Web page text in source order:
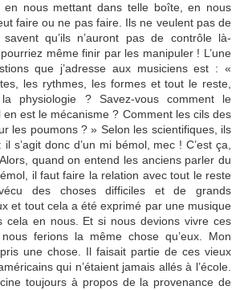
en nous mettant dans telle boîte, en nous
faire ou ne pas faire. Ils ne veulent pas de
qu’ils n’auront pas de contrôle là-
même finir par les manipuler ! L’une
que j’adresse aux musiciens est : «
les rythmes, les formes et tout le reste,
physiologie ? Savez-vous comment le
est le mécanisme ? Comment les cils des
les poumons ? » Selon les scientifiques, ils
s’agit donc d’un mi bémol, mec ! C’est ça,
quand on entend les anciens parler du
il faut faire la relation avec tout le reste
des choses difficiles et de grands
et tout cela a été exprimé par une musique
cela en nous. Et si nous devions vivre ces
ferions la même chose qu’eux. Mon
une chose. Il faisait partie de ces vieux
qui n’étaient jamais allés à l’école.
toujours à propos de la provenance de